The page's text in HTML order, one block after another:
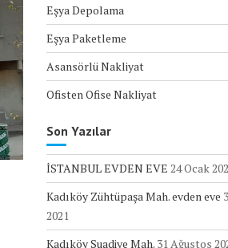
Eşya Depolama
Eşya Paketleme
Asansörlü Nakliyat
Ofisten Ofise Nakliyat
Son Yazılar
İSTANBUL EVDEN EVE 24 Ocak
Kadıköy Zühtüpaşa Mah. evden eve
2021
Kadıköy Suadiye Mah. 31 Ağustos